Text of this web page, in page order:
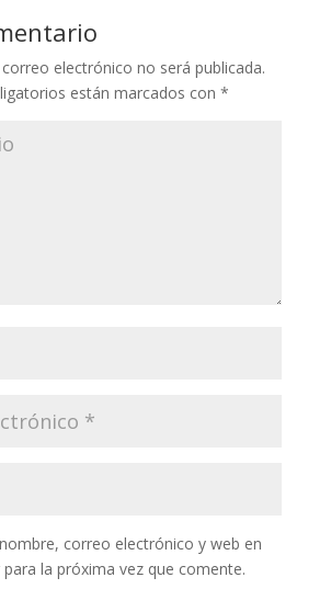
electrónico no será publicada.
están marcados con *
correo electrónico y web en
la próxima vez que comente.